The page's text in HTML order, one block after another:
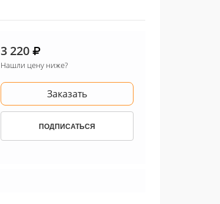
3 220
Нашли цену ниже?
Заказать
ПОДПИСАТЬСЯ